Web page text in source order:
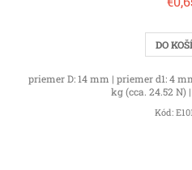
DO
priemer D: 14 mm | priemer d1: 4
kg (cca. 24.52 N)
Kód: